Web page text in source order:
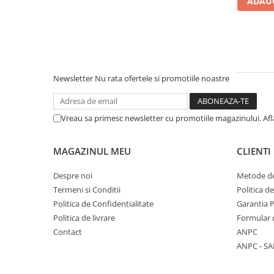
Senzatii/Dragoste
Senzatii/Erotic
Senzatii/Thriller
Teens Book Club
Newsletter Nu rata ofertele si promotiile noastre
Vreau sa primesc newsletter cu promotiile magazinului.
MAGAZINUL MEU
Despre noi
Termeni si Conditii
Politica de Confidentialitate
Politica de livrare
Contact
CLIENTI
Metode
Politica
Garantia
Formular
ANPC
ANPC -